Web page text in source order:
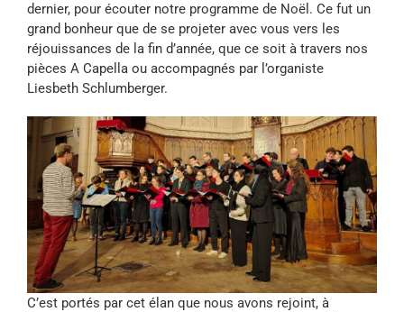
dernier, pour écouter notre programme de Noël. Ce fut un
grand bonheur que de se projeter avec vous vers les
réjouissances de la fin d’année, que ce soit à travers nos
pièces A Capella ou accompagnés par l’organiste
Liesbeth Schlumberger.
C’est portés par cet élan que nous avons rejoint, à